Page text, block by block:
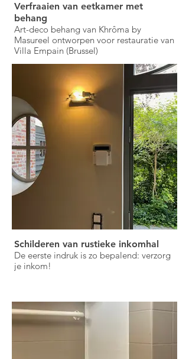
Verfraaien van eetkamer met
behang
Art-deco behang van Khrôma by
Masureel ontworpen voor restauratie van
Villa Empain (Brussel)
Schilderen van rustieke inkomhal
De eerste indruk is zo bepalend: verzorg
je inkom!